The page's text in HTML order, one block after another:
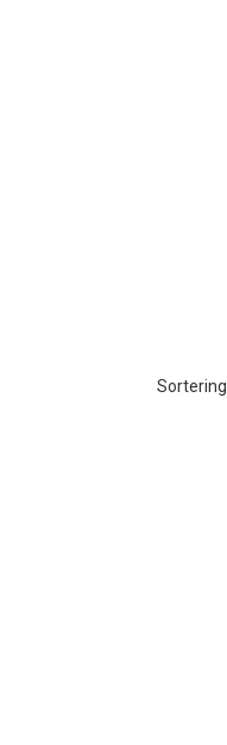
Sortering